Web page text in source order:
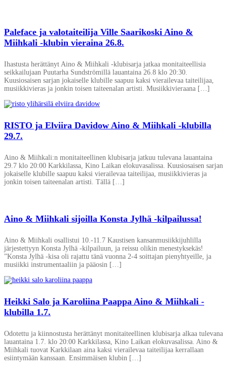
Paleface ja valotaiteilija Ville Saarikoski Aino &
Miihkali -klubin vieraina 26.8.
Ihastusta herättänyt Aino & Miihkali -klubisarja jatkaa monitaiteellisia
seikkailujaan Puutarha Sundströmillä lauantaina 26.8 klo 20:30.
Kuusiosaisen sarjan jokaiselle klubille saapuu kaksi vierailevaa taiteilijaa,
musiikkivieras ja jonkin toisen taiteenalan artisti. Musiikkivieraana […]
RISTO ja Elviira Davidow Aino & Miihkali -klubilla
29.7.
Aino & Miihkali:n monitaiteellinen klubisarja jatkuu tulevana lauantaina
29.7 klo 20:00 Karkkilassa, Kino Laikan elokuvasalissa. Kuusiosaisen sarjan
jokaiselle klubille saapuu kaksi vierailevaa taiteilijaa, musiikkivieras ja
jonkin toisen taiteenalan artisti. Tällä […]
Aino & Miihkali sijoilla Konsta Jylhä -kilpailussa!
Aino & Miihkali osallistui 10.-11.7 Kaustisen kansanmusiikkijuhlilla
järjestettyyn Konsta Jylhä -kilpailuun, ja reissu olikin menestyksekäs!
”Konsta Jylhä -kisa oli rajattu tänä vuonna 2-4 soittajan pienyhtyeille, ja
musiikki instrumentaaliin ja pääosin […]
Heikki Salo ja Karoliina Paappa Aino & Miihkali -
klubilla 1.7.
Odotettu ja kiinnostusta herättänyt monitaiteellinen klubisarja alkaa tulevana
lauantaina 1.7. klo 20:00 Karkkilassa, Kino Laikan elokuvasalissa. Aino &
Miihkali tuovat Karkkilaan aina kaksi vierailevaa taiteilijaa kerrallaan
esiintymään kanssaan. Ensimmäisen klubin […]